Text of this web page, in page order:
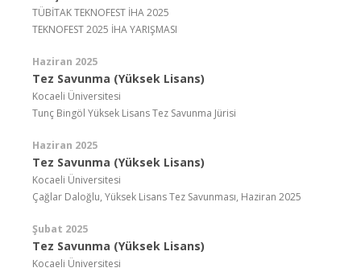
TÜBİTAK TEKNOFEST İHA 2025
TEKNOFEST 2025 İHA YARIŞMASI
Haziran 2025
Tez Savunma (Yüksek Lisans)
Kocaeli Üniversitesi
Tunç Bingöl Yüksek Lisans Tez Savunma Jürisi
Haziran 2025
Tez Savunma (Yüksek Lisans)
Kocaeli Üniversitesi
Çağlar Daloğlu, Yüksek Lisans Tez Savunması, Haziran 2025
Şubat 2025
Tez Savunma (Yüksek Lisans)
Kocaeli Üniversitesi